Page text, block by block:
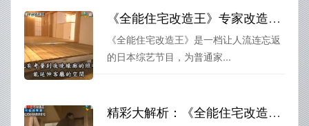
《全能住宅改造王》专家改造出纯白色调的梦幻住宅
《全能住宅改造王》是一档让人流连忘返
的日本综艺节目，为普通家...
精彩大解析：《全能住宅改造王》物件281空间无限想象